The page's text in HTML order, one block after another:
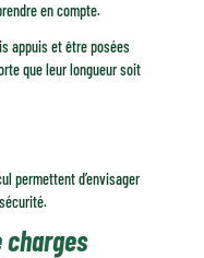
en compte.
appuis et être posées
que leur longueur soit
permettent d’envisager
charges